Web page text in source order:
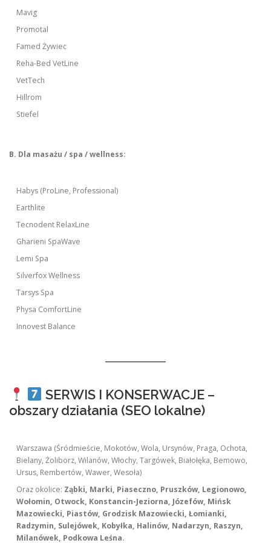
Mavig
Promotal
Famed Żywiec
Reha-Bed VetLine
VetTech
Hillrom
Stiefel
B. Dla masażu / spa / wellness:
Habys (ProLine, Professional)
Earthlite
Tecnodent RelaxLine
Gharieni SpaWave
Lemi Spa
Silverfox Wellness
Tarsys Spa
Physa ComfortLine
Innovest Balance
SERWIS I KONSERWACJE –
obszary działania (SEO lokalne)
Warszawa (Śródmieście, Mokotów, Wola, Ursynów, Praga, Ochota,
Bielany, Żoliborz, Wilanów, Włochy, Targówek, Białołęka, Bemowo,
Ursus, Rembertów, Wawer, Wesoła)
Oraz okolice: Ząbki, Marki, Piaseczno, Pruszków, Legionowo,
Wołomin, Otwock, Konstancin-Jeziorna, Józefów, Mińsk
Mazowiecki, Piastów, Grodzisk Mazowiecki, Łomianki,
Radzymin, Sulejówek, Kobyłka, Halinów, Nadarzyn, Raszyn,
Milanówek, Podkowa Leśna.